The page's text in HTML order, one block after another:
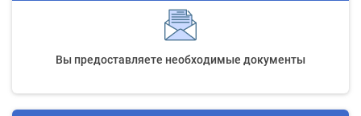
Вы предоставляете необходимые документы